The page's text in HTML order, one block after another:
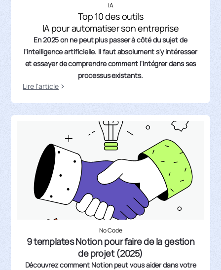
IA
Top 10 des outils
IA pour automatiser son entreprise
En 2025 on ne peut plus passer à côté du sujet de
l'intelligence artificielle. Il faut absolument s'y intéresser
et essayer de comprendre comment l'intégrer dans ses
processus existants.
Lire l'article
No Code
9 templates Notion pour faire de la gestion
de projet (2025)
Découvrez comment Notion peut vous aider dans votre